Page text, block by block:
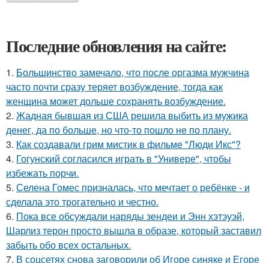
Последние обновления на сайте:
1. Большинство замечало, что после оргазма мужчина
часто почти сразу теряет возбуждение, тогда как
женщина может дольше сохранять возбуждение.
2. Жадная бывшая из США решила выбить из мужика
денег, да по больше, но что-то пошло не по плану.
3. Как создавали грим мистик в фильме "Люди Икс"?
4. Гогунский согласился играть в "Универе", чтобы
избежать порчи.
5. Селена Гомес призналась, что мечтает о ребёнке - и
сделала это трогательно и честно.
6. Пока все обсуждали наряды зендеи и Энн хэтэуэй,
Шарлиз терон просто вышла в образе, который заставил
забыть обо всех остальных.
7. В соцсетях снова заговорили об Игоре синяке и Егоре